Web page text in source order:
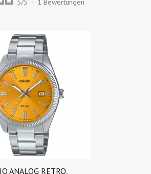
5/5 - 1 Bewertungen
ANALOG RETRO,